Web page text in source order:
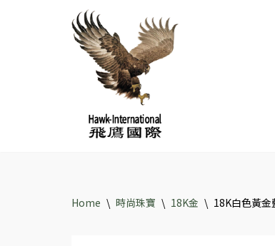
Home \ 時尚珠寶 \ 18K金 \ 18K白色黃金